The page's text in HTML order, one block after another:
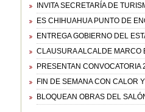
INVITA SECRETARÍA DE
ES CHIHUAHUA PUNTO DE
ENTREGA GOBIERNO DEL
CLAUSURA ALCALDE MARCO
PRESENTAN
FIN DE SEMANA CON CALOR
BLOQUEAN OBRAS DEL